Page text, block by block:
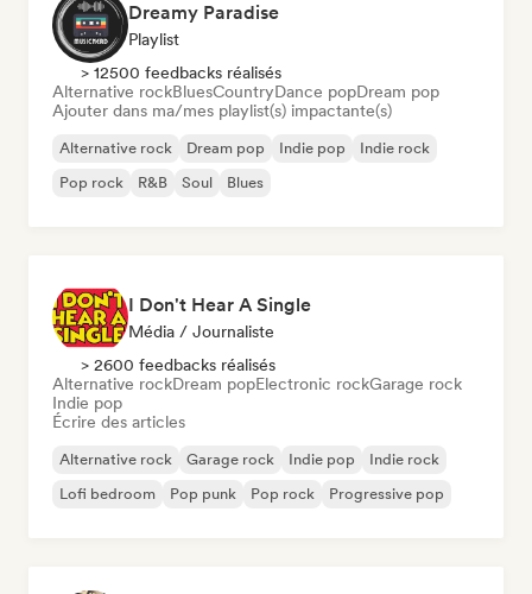
Dreamy Paradise
Playlist
> 12500 feedbacks réalisés
Alternative rockBluesCountryDance popDream pop
Ajouter dans ma/mes playlist(s) impactante(s)
Alternative rock Dream pop Indie pop
Indie rock
Pop rock
R&B Soul Blues
I Don't Hear A Single
Média / Journaliste
> 2600 feedbacks réalisés
Alternative rockDream popElectronic rockGarage rock
Indie pop
Écrire des articles
Alternative rock Garage rock Indie pop
Indie rock
Lofi bedroom
Pop punk Pop rock Progressive pop